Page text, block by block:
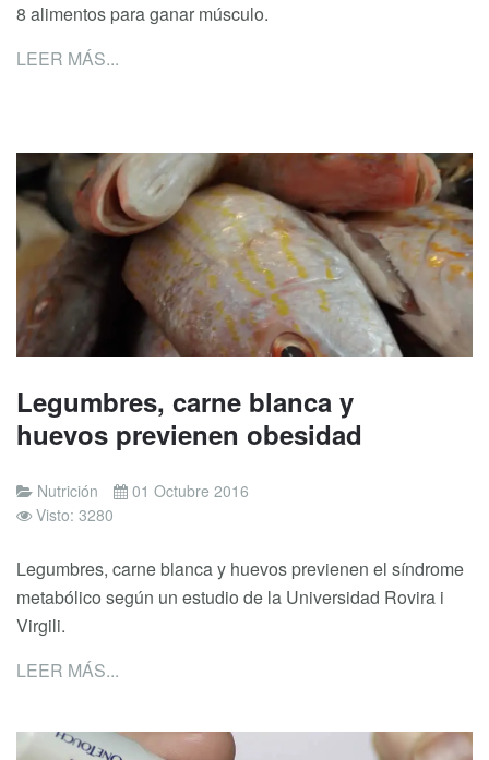
8 alimentos para ganar músculo.
LEER MÁS...
Legumbres, carne blanca y
huevos previenen obesidad
Nutrición
01 Octubre 2016
Visto: 3280
Legumbres, carne blanca y huevos previenen el síndrome
metabólico según un estudio de la Universidad Rovira i
Virgili.
LEER MÁS...